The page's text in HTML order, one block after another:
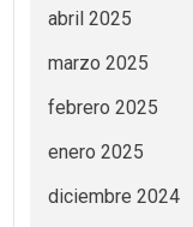
abril 2025
marzo 2025
febrero 2025
enero 2025
diciembre 2024